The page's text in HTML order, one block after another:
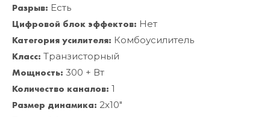
Разрыв: Есть
Цифровой блок эффектов: Нет
Категория усилителя: Комбоусилитель
Класс: Транзисторный
Мощность: 300 + Вт
Количество каналов: 1
Размер динамика: 2x10"